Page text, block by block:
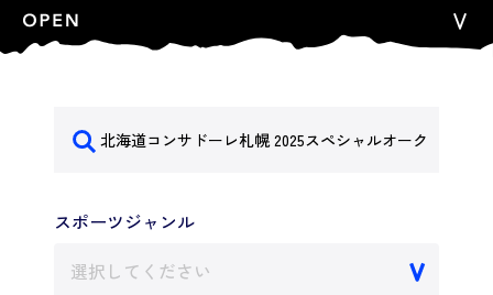
スポーツジャンル
選択してください